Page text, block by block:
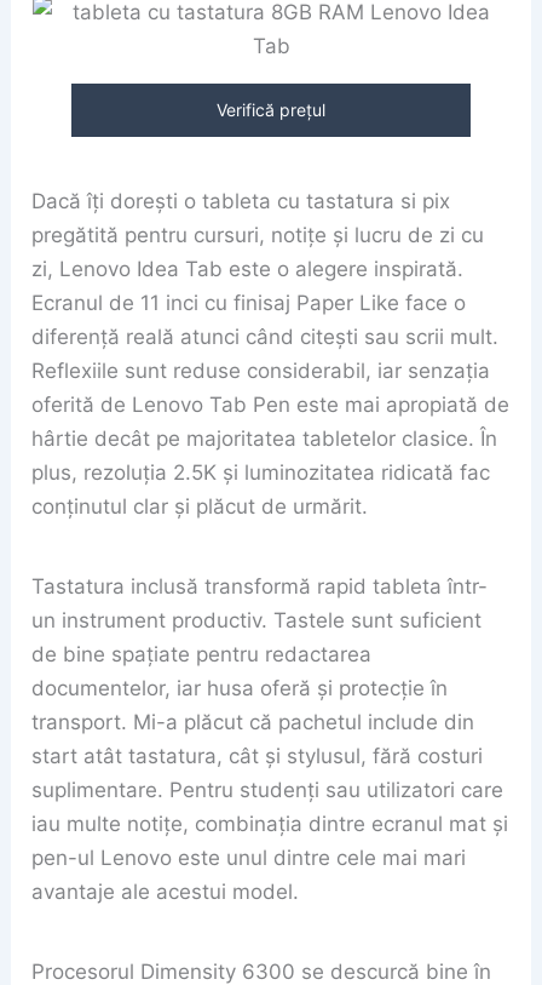
Verifică prețul
Dacă îți dorești o tableta cu tastatura si pix
pregătită pentru cursuri, notițe și lucru de zi cu
zi, Lenovo Idea Tab este o alegere inspirată.
Ecranul de 11 inci cu finisaj Paper Like face o
diferență reală atunci când citești sau scrii mult.
Reflexiile sunt reduse considerabil, iar senzația
oferită de Lenovo Tab Pen este mai apropiată de
hârtie decât pe majoritatea tabletelor clasice. În
plus, rezoluția 2.5K și luminozitatea ridicată fac
conținutul clar și plăcut de urmărit.
Tastatura inclusă transformă rapid tableta într-
un instrument productiv. Tastele sunt suficient
de bine spațiate pentru redactarea
documentelor, iar husa oferă și protecție în
transport. Mi-a plăcut că pachetul include din
start atât tastatura, cât și stylusul, fără costuri
suplimentare. Pentru studenți sau utilizatori care
iau multe notițe, combinația dintre ecranul mat și
pen-ul Lenovo este unul dintre cele mai mari
avantaje ale acestui model.
Procesorul Dimensity 6300 se descurcă bine în